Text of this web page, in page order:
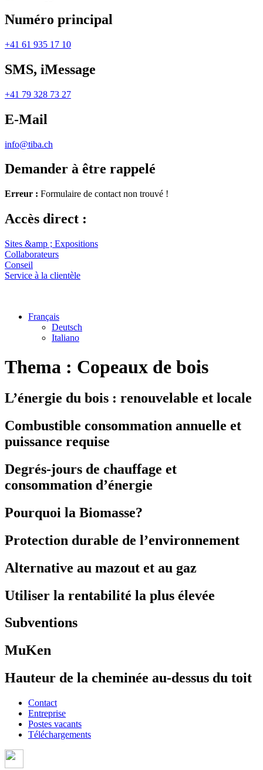
Numéro principal
+41 61 935 17 10
SMS, iMessage
+41 79 328 73 27
E-Mail
info@tiba.ch
Demander à être rappelé
Erreur : Formulaire de contact non trouvé !
Accès direct :
Sites &amp ; Expositions
Collaborateurs
Conseil
Service à la clientèle
Français
Deutsch
Italiano
Thema : Copeaux de bois
L’énergie du bois : renouvelable et locale
Combustible consommation annuelle et
puissance requise
Degrés-jours de chauffage et
consommation d’énergie
Pourquoi la Biomasse?
Protection durable de l’environnement
Alternative au mazout et au gaz
Utiliser la rentabilité la plus élevée
Subventions
MuKen
Hauteur de la cheminée au-dessus du toit
Contact
Entreprise
Postes vacants
Téléchargements